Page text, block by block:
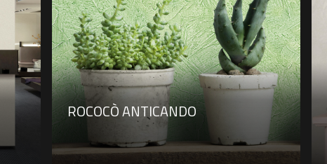
ROCOCÒ ANTICANDO